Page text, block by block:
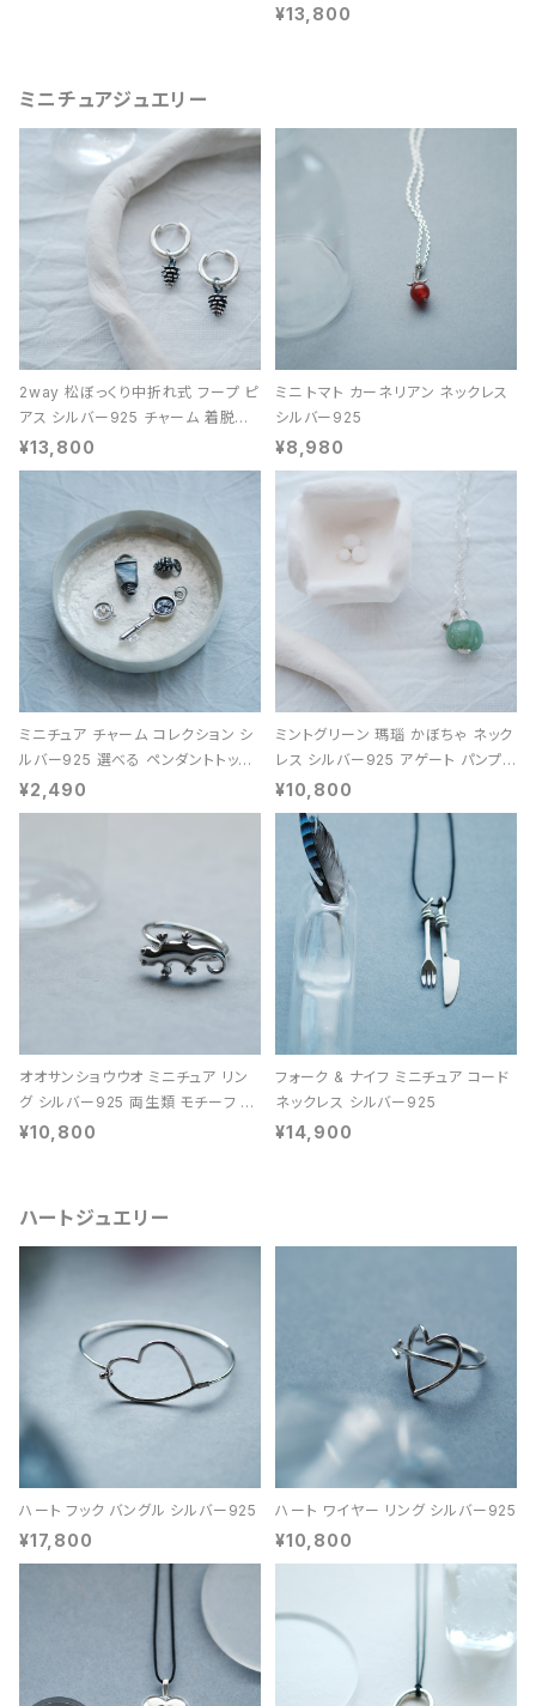
¥13,800
ミニチュアジュエリー
2way 松ぼっくり中折れ式 フープ ピ
アス シルバー925 チャーム 着脱可
能 レディース ユニセックス
¥13,800
ミニ トマト カーネリアン ネックレス
シルバー925
¥8,980
ミニチュア チャーム コレクション シ
ルバー925 選べる ペンダントトップ
レディース ユニセックス
¥2,490
ミントグリーン 瑪瑙 かぼちゃ ネック
レス シルバー925 アゲート パンプキ
ン 天然石 レディース
¥10,800
オオサンショウウオ ミニチュア リン
グ シルバー925 両生類 モチーフ レ
ディース ユニセックス
¥10,800
フォーク & ナイフ ミニチュア コード
ネックレス シルバー925
¥14,900
ハートジュエリー
ハート フック バングル シルバー925
¥17,800
ハート ワイヤー リング シルバー925
¥10,800